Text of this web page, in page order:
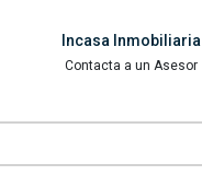
Incasa Inmobiliaria
Contacta a un Asesor